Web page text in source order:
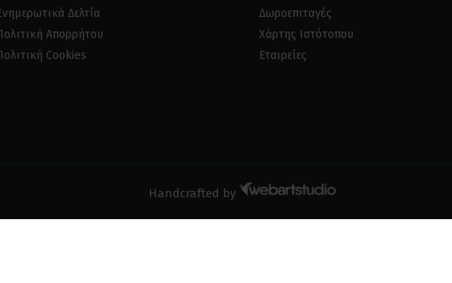
Δελτία
Απορρήτου
Cookies
Δωροεπιταγές
Χάρτης Ιστότοπου
Εταιρείες
Handcrafted by